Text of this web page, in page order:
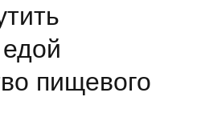
взаимопонимания в семье
пищевого
Закрыть